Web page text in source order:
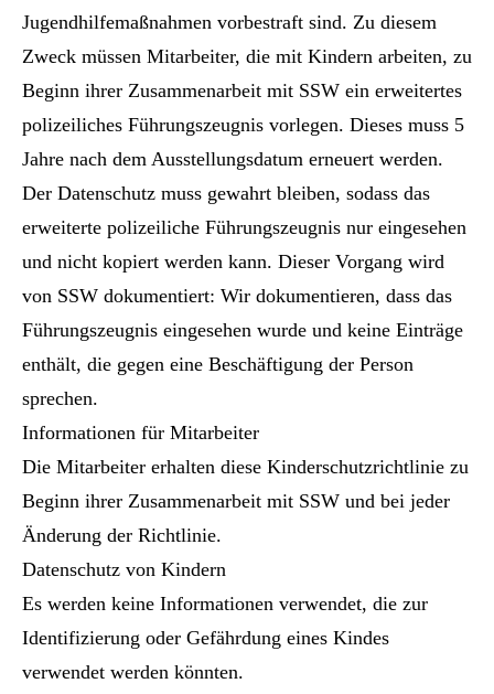
Jugendhilfemaßnahmen vorbestraft sind. Zu diesem
Zweck müssen Mitarbeiter, die mit Kindern arbeiten, zu
Beginn ihrer Zusammenarbeit mit SSW ein erweitertes
polizeiliches Führungszeugnis vorlegen. Dieses muss 5
Jahre nach dem Ausstellungsdatum erneuert werden.
Der Datenschutz muss gewahrt bleiben, sodass das
erweiterte polizeiliche Führungszeugnis nur eingesehen
und nicht kopiert werden kann. Dieser Vorgang wird
von SSW dokumentiert: Wir dokumentieren, dass das
Führungszeugnis eingesehen wurde und keine Einträge
enthält, die gegen eine Beschäftigung der Person
sprechen.
Informationen für Mitarbeiter
Die Mitarbeiter erhalten diese Kinderschutzrichtlinie zu
Beginn ihrer Zusammenarbeit mit SSW und bei jeder
Änderung der Richtlinie.
Datenschutz von Kindern
Es werden keine Informationen verwendet, die zur
Identifizierung oder Gefährdung eines Kindes
verwendet werden könnten.